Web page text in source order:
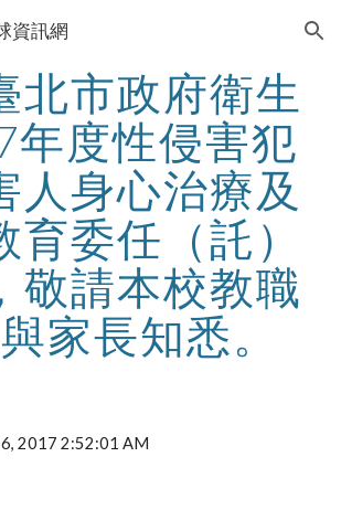
Skip to navigation
資訊網
北市政府衛生
年度性侵害犯
人身心治療及
育委任（託）
敬請本校教職
家長知悉。
2017 2:52:01 AM